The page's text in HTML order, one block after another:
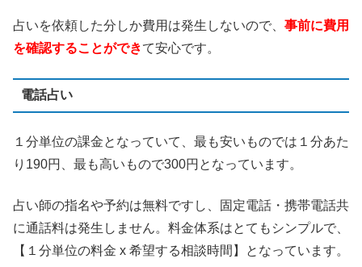
占いを依頼した分しか費用は発生しないので、 事前に費用
を確認することができて安心です。
電話占い
１分単位の課金となっていて、最も安いものでは１分あた
り190円、最も高いもので300円となっています。
占い師の指名や予約は無料ですし、固定電話・携帯電話共
に通話料は発生しません。料金体系はとてもシンプルで、
【１分単位の料金 x 希望する相談時間】となっています。